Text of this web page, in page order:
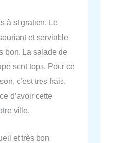
à st gratien. Le
et serviable
bon. La salade de
sont tops. Pour ce
c’est très frais.
d’avoir cette
ville.
et très bon